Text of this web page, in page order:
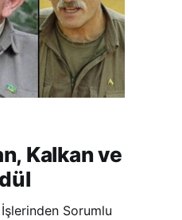
Kalkan ve
Sorumlu